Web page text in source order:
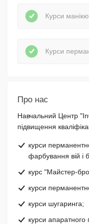
Курси
Курси
Про нас
Навчальний Центр
підвищення
курси
фарбування вій і
курс "Майстер-
курси
курси шугаринга;
курси